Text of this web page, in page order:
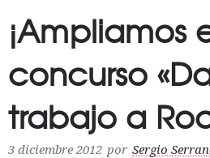
¡Ampliamos
concurso
trabajo a
3 diciembre 2012 por Sergio